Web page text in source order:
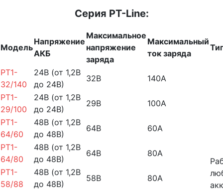
Серия PT-Line:
Модель
Напряжение
АКБ
Максимальное
напряжение
заряда
Максимальный
ток заряда
PT1-
32/140
24В (от 1,2В
до 24В)
32В 140А
PT1-
29/100
24В (от 1,2В
до 24В)
29В
100А
PT1-
64/60
48В (от 1,2В
до 48В)
64В
60А
PT1-
64/80
48В (от 1,2В
до 48В)
64В
80А
PT1-
58/88
48В (от 1,2В
до 48В)
58В
80А